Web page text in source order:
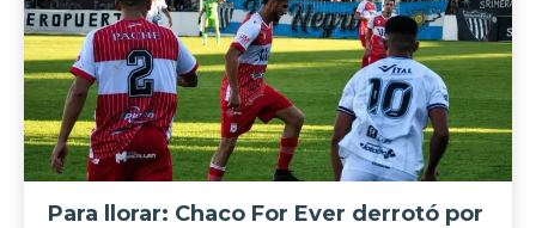
Para llorar: Chaco For Ever derrotó por